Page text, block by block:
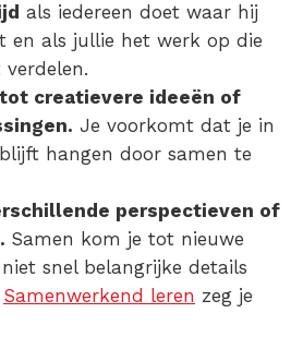
als iedereen doet waar hij
en als jullie het werk op die
creatievere ideeën of
Je voorkomt dat je in
hangen door samen te
perspectieven of
Samen kom je tot nieuwe
snel belangrijke details
Samenwerkend leren zeg je